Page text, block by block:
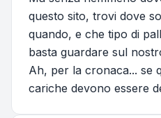
questo sito, trovi dove
quando, e che tipo di
basta guardare sul
Ah, per la cronaca... se
cariche devono essere